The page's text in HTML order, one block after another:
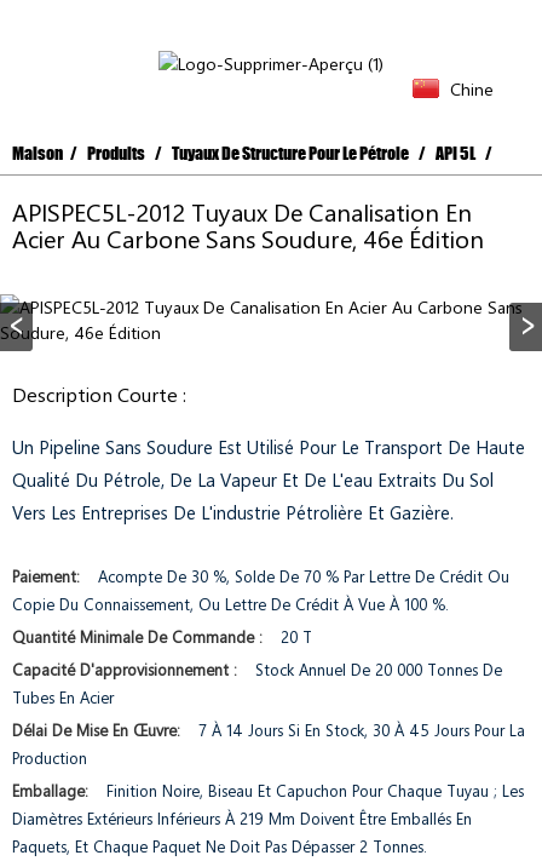
Chine
Maison Produits Tuyaux De Structure Pour Le Pétrole API 5L
APISPEC5L-2012 Tuyaux De Canalisation En
Acier Au Carbone Sans Soudure, 46e Édition
Description Courte :
Un Pipeline Sans Soudure Est Utilisé Pour Le Transport De Haute
Qualité Du Pétrole, De La Vapeur Et De L'eau Extraits Du Sol
Vers Les Entreprises De L'industrie Pétrolière Et Gazière.
Paiement:
Acompte De 30 %, Solde De 70 % Par Lettre De Crédit Ou
Copie Du Connaissement, Ou Lettre De Crédit À Vue À 100 %.
Quantité Minimale De Commande :
20 T
Capacité D'approvisionnement :
Stock Annuel De 20 000 Tonnes De
Tubes En Acier
Délai De Mise En Œuvre:
7 À 14 Jours Si En Stock, 30 À 45 Jours Pour La
Production
Emballage:
Finition Noire, Biseau Et Capuchon Pour Chaque Tuyau ; Les
Diamètres Extérieurs Inférieurs À 219 Mm Doivent Être Emballés En
Paquets, Et Chaque Paquet Ne Doit Pas Dépasser 2 Tonnes.